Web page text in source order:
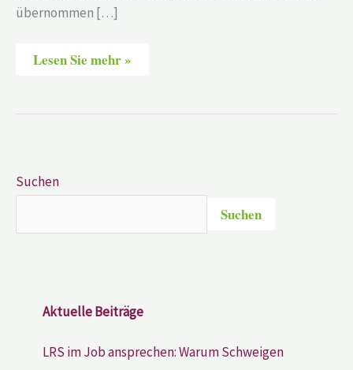
übernommen […]
Lesen Sie mehr »
Suchen
Suchen
Aktuelle Beiträge
LRS im Job ansprechen: Warum Schweigen